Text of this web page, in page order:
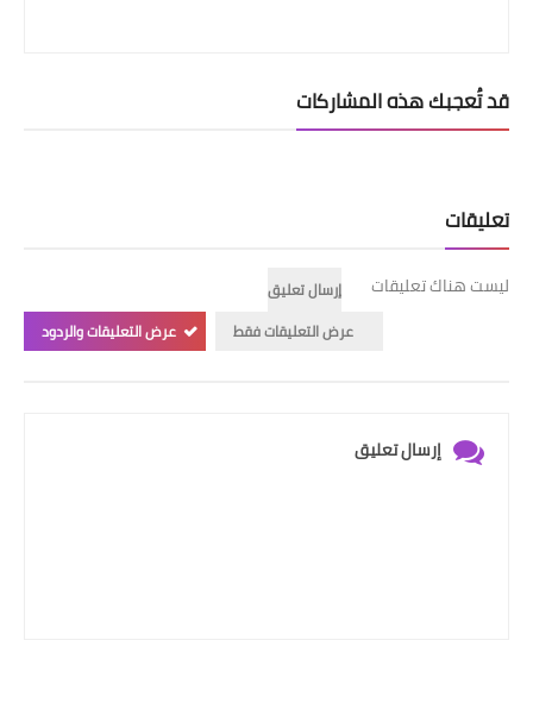
قد تُعجبك هذه المشاركات
تعليقات
ليست هناك تعليقات
إرسال تعليق
عرض التعليقات فقط
عرض التعليقات والردود
إرسال تعليق